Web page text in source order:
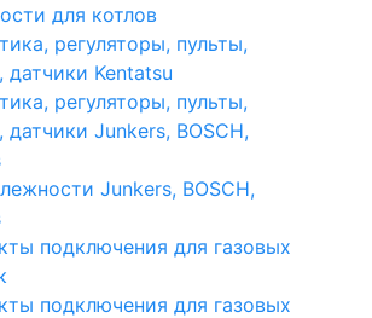
для котлов
регуляторы, пульты,
датчики Kentatsu
регуляторы, пульты,
датчики Junkers, BOSCH,
Junkers, BOSCH,
подключения для газовых
подключения для газовых